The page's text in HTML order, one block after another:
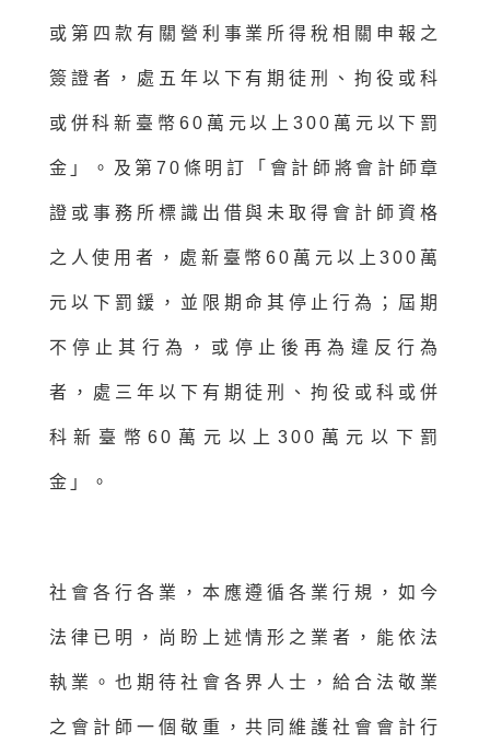
或第四款有關營利事業所得稅相關申報之
簽證者，處五年以下有期徒刑、拘役或科
或併科新臺幣60萬元以上300萬元以下罰
金」。及第70條明訂「會計師將會計師章
證或事務所標識出借與未取得會計師資格
之人使用者，處新臺幣60萬元以上300萬
元以下罰鍰，並限期命其停止行為；屆期
不停止其行為，或停止後再為違反行為
者，處三年以下有期徒刑、拘役或科或併
科新臺幣60萬元以上300萬元以下罰
金」。
社會各行各業，本應遵循各業行規，如今
法律已明，尚盼上述情形之業者，能依法
執業。也期待社會各界人士，給合法敬業
之會計師一個敬重，共同維護社會會計行